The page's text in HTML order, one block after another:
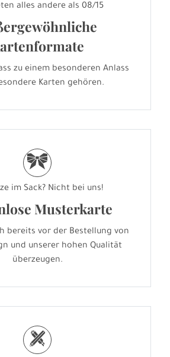
alles andere als 08/15
zu einem besonderen Anlass
Karten gehören.
r
im Sack? Nicht bei uns!
Musterkarte
bereits vor der Bestellung von
und unserer hohen Qualität
überzeugen.
h